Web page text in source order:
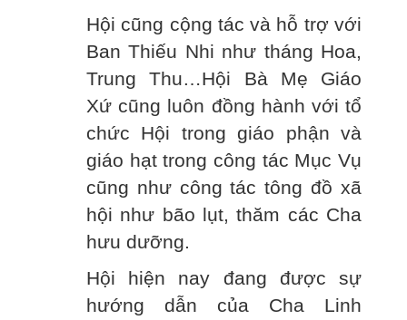
Hội cũng cộng tác và hỗ trợ với
Ban Thiếu Nhi như tháng Hoa,
Trung Thu…Hội Bà Mẹ Giáo
Xứ cũng luôn đồng hành với tổ
chức Hội trong giáo phận và
giáo hạt trong công tác Mục Vụ
cũng như công tác tông đồ xã
hội như bão lụt, thăm các Cha
hưu dưỡng.
Hội hiện nay đang được sự
hướng dẫn của Cha Linh